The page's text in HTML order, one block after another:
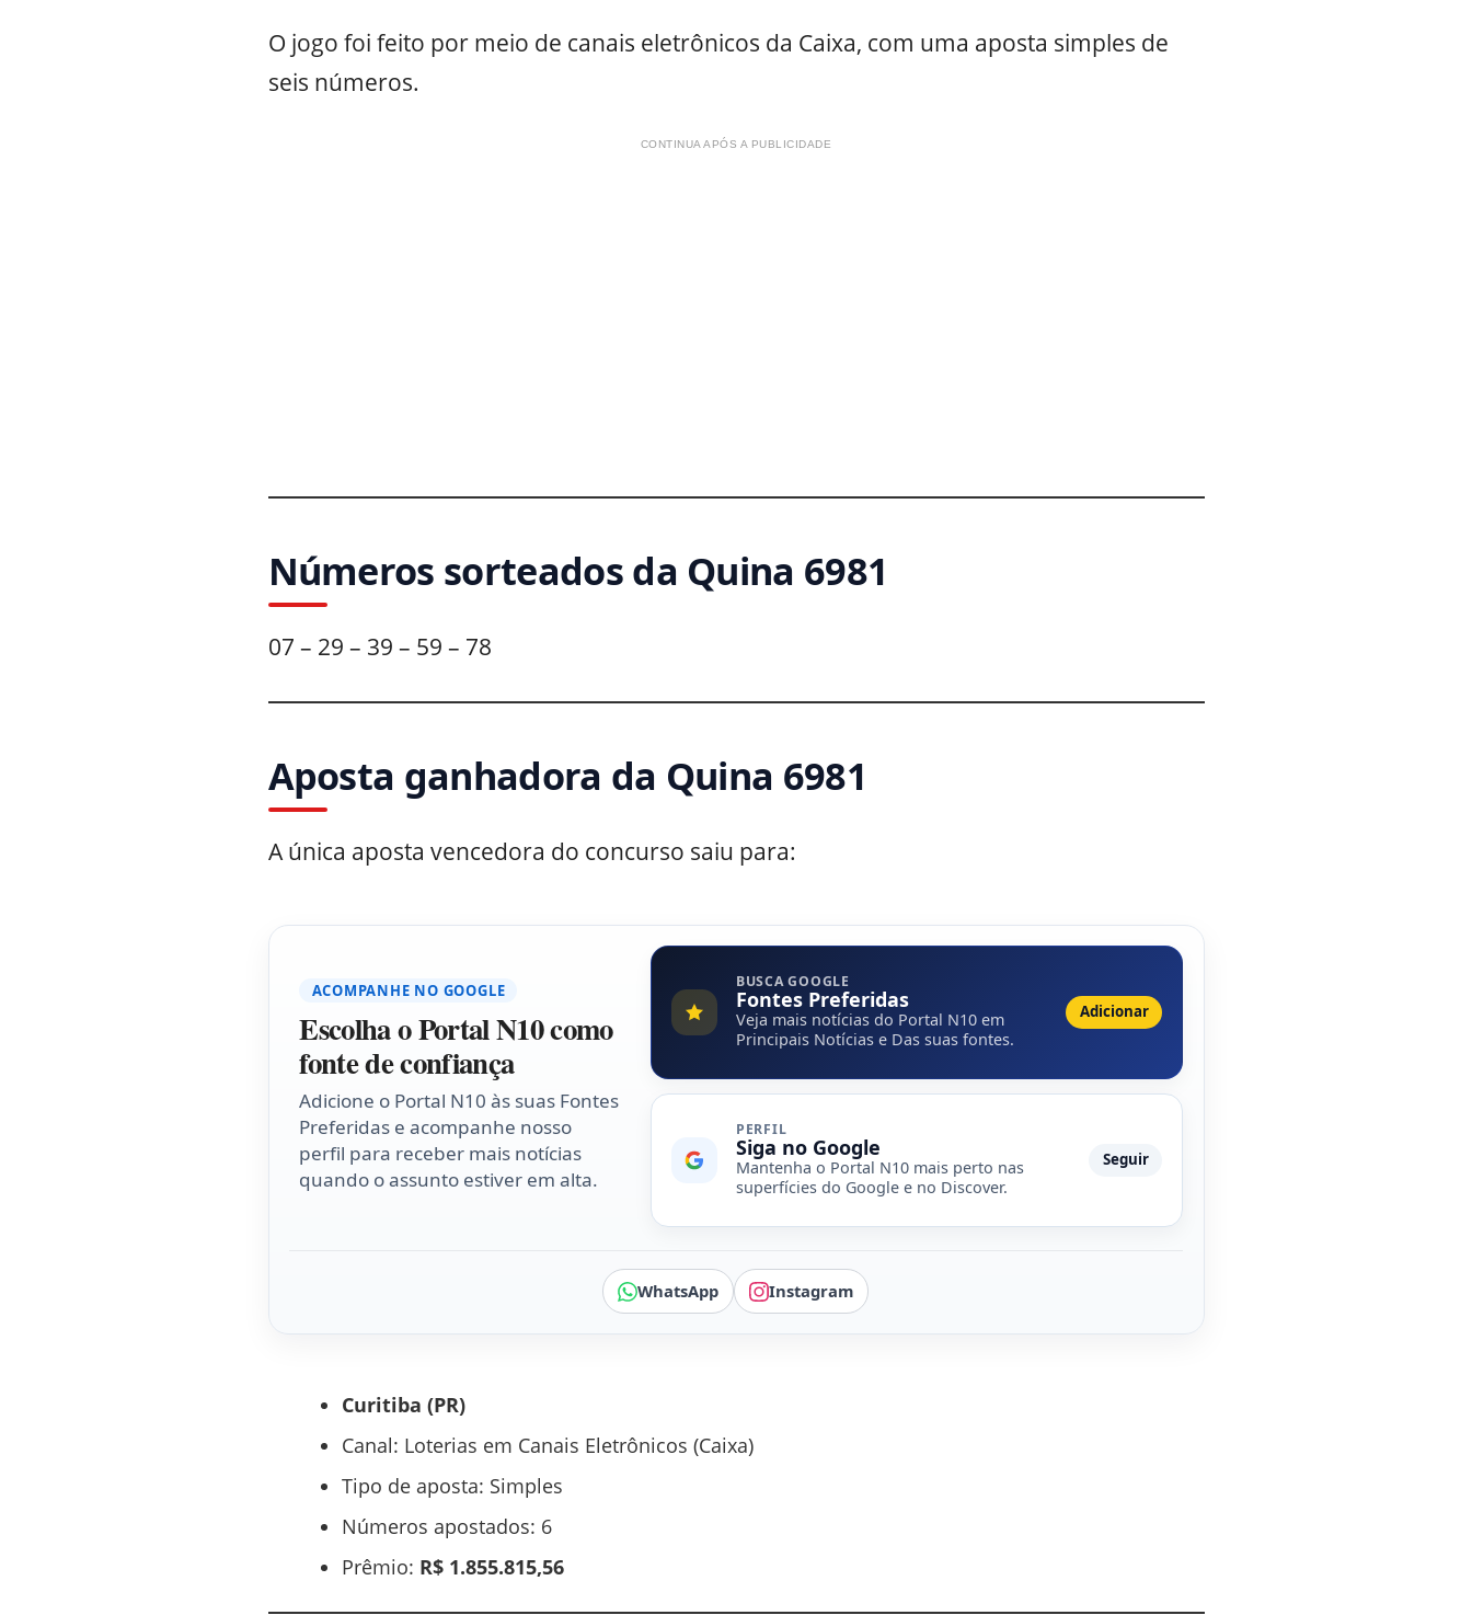
O jogo foi feito por meio de canais eletrônicos da Caixa, com uma aposta simples de
seis números.
CONTINUA APÓS A PUBLICIDADE
Números sorteados da Quina 6981
07 – 29 – 39 – 59 – 78
Aposta ganhadora da Quina 6981
A única aposta vencedora do concurso saiu para:
ACOMPANHE NO GOOGLE
Escolha o Portal N10 como
fonte de confiança
Adicione o Portal N10 às suas Fontes
Preferidas e acompanhe nosso
perfil para receber mais notícias
quando o assunto estiver em alta.
BUSCA GOOGLE
Fontes Preferidas
Veja mais notícias do Portal N10 em
Principais Notícias e Das suas fontes.
Adicionar
PERFIL
Siga no Google
Mantenha o Portal N10 mais perto nas
superfícies do Google e no Discover.
Seguir
WhatsApp Instagram
Curitiba (PR)
Canal: Loterias em Canais Eletrônicos (Caixa)
Tipo de aposta: Simples
Números apostados: 6
Prêmio: R$ 1.855.815,56